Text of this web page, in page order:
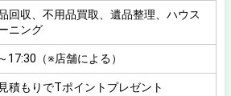
回収、不用品買取、遺品整理、ハウス
ニング
17:30（※店舗による）
積もりでTポイントプレゼント